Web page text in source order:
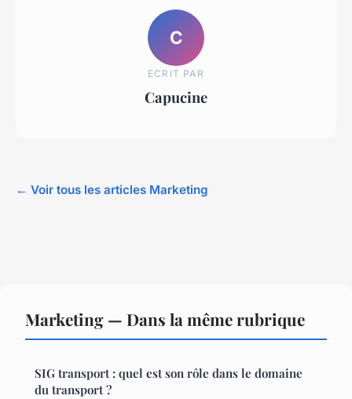
C
ECRIT PAR
Capucine
← Voir tous les articles Marketing
Marketing — Dans la même rubrique
SIG transport : quel est son rôle dans le domaine
du transport ?